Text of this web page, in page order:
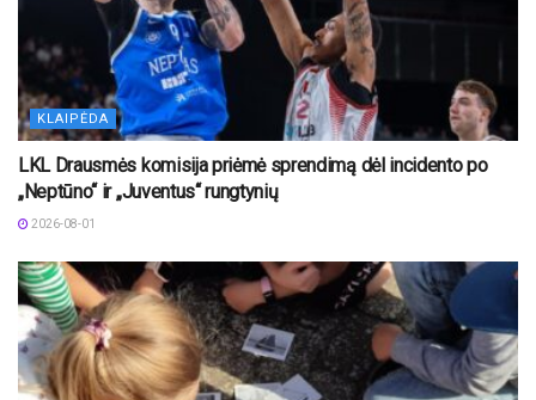
KLAIPĖDA
LKL Drausmės komisija priėmė sprendimą dėl incidento po
„Neptūno“ ir „Juventus“ rungtynių
2026-08-01